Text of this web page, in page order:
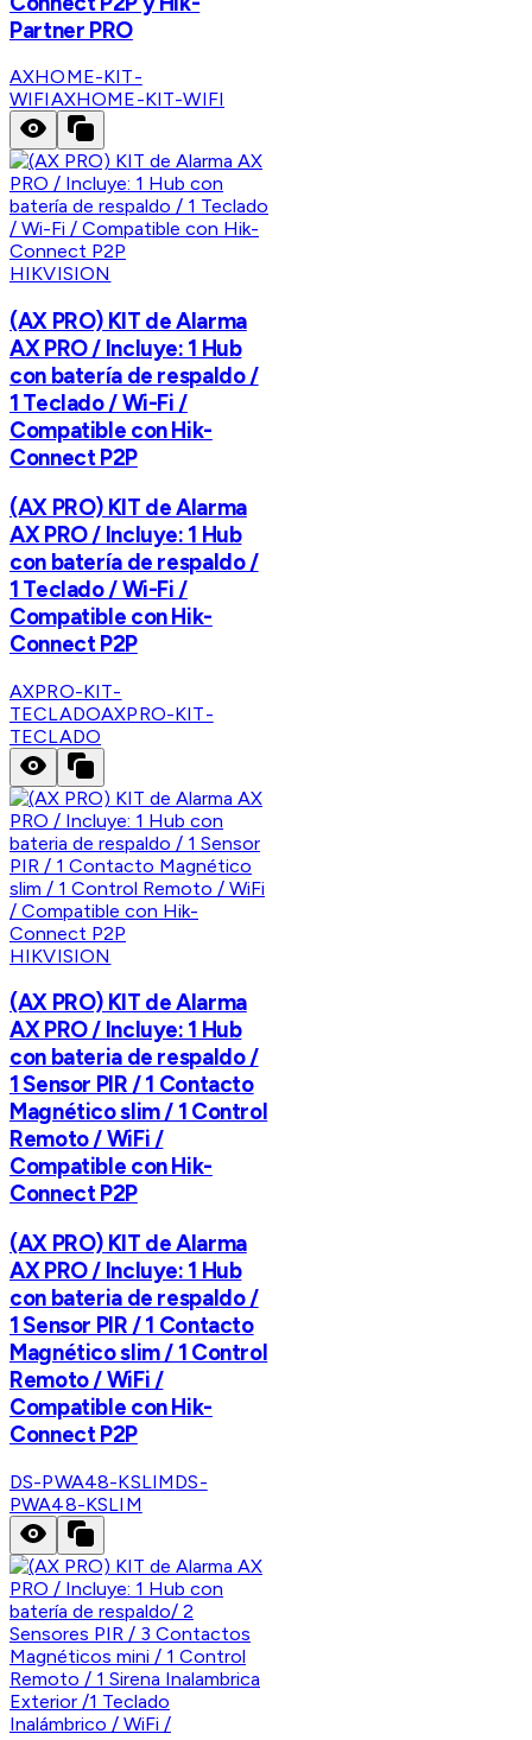
Partner PRO
AXHOME-KIT-
WIFIAXHOME-KIT-WIFI
HIKVISION
(AX PRO) KIT de Alarma
AX PRO / Incluye: 1 Hub
con batería de respaldo /
1 Teclado / Wi-Fi /
Compatible con Hik-
Connect P2P
(AX PRO) KIT de Alarma
AX PRO / Incluye: 1 Hub
con batería de respaldo /
1 Teclado / Wi-Fi /
Compatible con Hik-
Connect P2P
AXPRO-KIT-
TECLADOAXPRO-KIT-
TECLADO
HIKVISION
(AX PRO) KIT de Alarma
AX PRO / Incluye: 1 Hub
con bateria de respaldo /
1 Sensor PIR / 1 Contacto
Magnético slim / 1 Control
Remoto / WiFi /
Compatible con Hik-
Connect P2P
(AX PRO) KIT de Alarma
AX PRO / Incluye: 1 Hub
con bateria de respaldo /
1 Sensor PIR / 1 Contacto
Magnético slim / 1 Control
Remoto / WiFi /
Compatible con Hik-
Connect P2P
DS-PWA48-KSLIMDS-
PWA48-KSLIM